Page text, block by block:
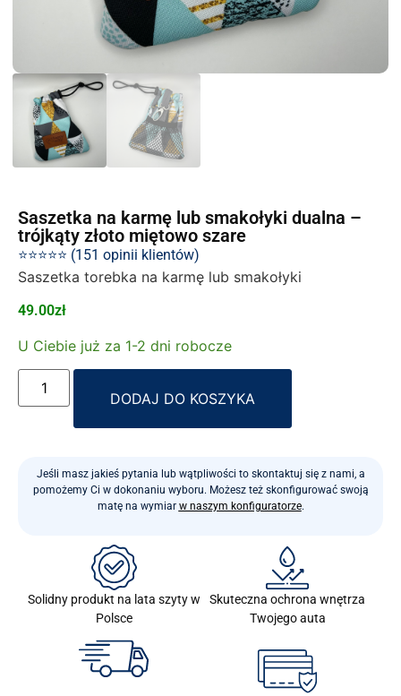
Saszetka na karmę lub smakołyki dualna –
trójkąty złoto miętowo szare
⭐⭐⭐⭐⭐ (151 opinii klientów)
Saszetka torebka na karmę lub smakołyki
49.00zł
U Ciebie już za 1-2 dni robocze
DODAJ DO KOSZYKA
Jeśli masz jakieś pytania lub wątpliwości to skontaktuj się z nami, a
pomożemy Ci w dokonaniu wyboru. Możesz też skonfigurować swoją
matę na wymiar w naszym konfiguratorze.
Solidny produkt na lata szyty w
Polsce
Skuteczna ochrona wnętrza
Twojego auta